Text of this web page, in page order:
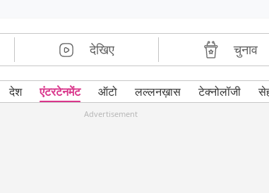
देखिए चुनाव
देश एंटरटेनमेंट ऑटो लल्लनख़ास टेक्नोलॉजी
Advertisement